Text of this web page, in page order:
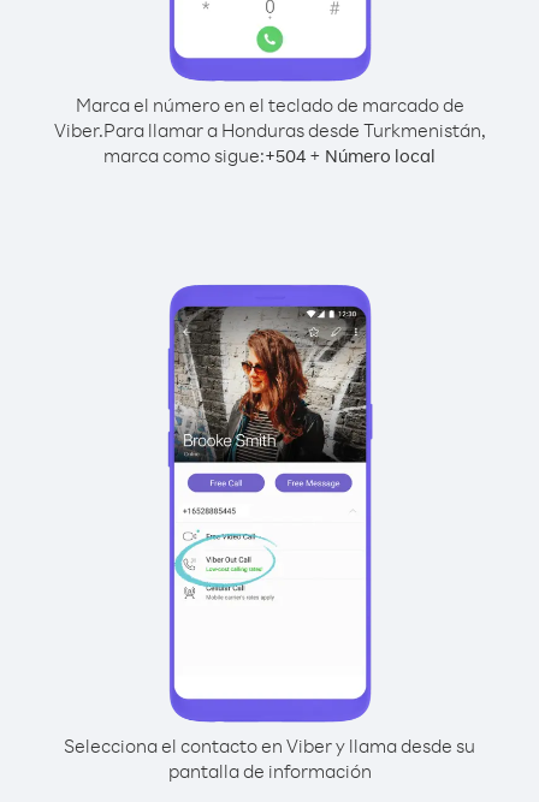
Marca el número en el teclado de marcado de
Viber.Para llamar a Honduras desde Turkmenistán,
marca como sigue:+504 + Número local
Selecciona el contacto en Viber y llama desde su
pantalla de información